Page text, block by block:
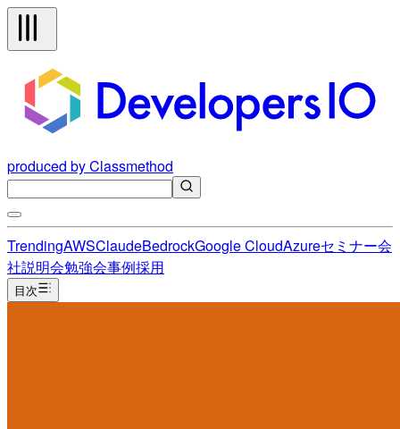
produced by Classmethod
TrendingAWSClaudeBedrockGoogle CloudAzureセミナー会
社説明会勉強会事例採用
目次